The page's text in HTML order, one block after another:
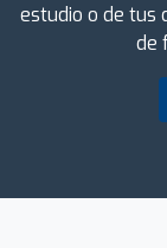
estudio o de tus
de